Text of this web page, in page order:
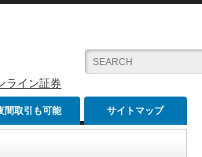
ライン証券
間取引も可能 サイトマップ